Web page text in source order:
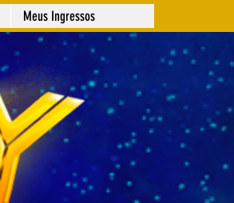
Meus Ingressos